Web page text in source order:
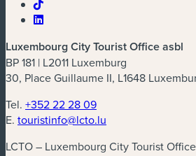
Luxembourg City Tourist Office asbl
BP 181 | L2011 Luxemburg
30, Place Guillaume II, L1648
Tel. +352 22 28 09
E. touristinfo@lcto.lu
LCTO – Luxembourg City Tourist